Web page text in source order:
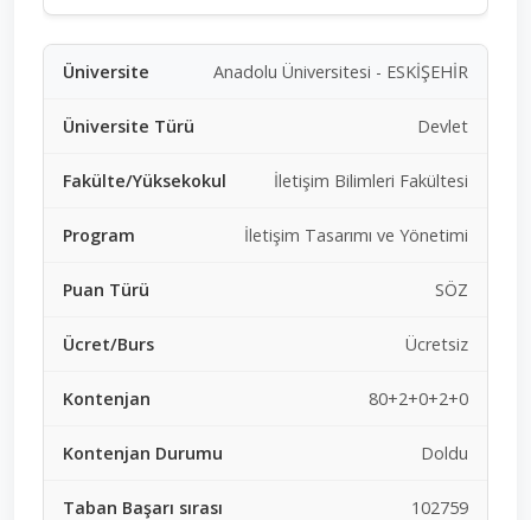
Anadolu Üniversitesi - ESKİŞEHİR
Devlet
İletişim Bilimleri Fakültesi
İletişim Tasarımı ve Yönetimi
SÖZ
Ücretsiz
80+2+0+2+0
Doldu
102759